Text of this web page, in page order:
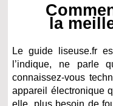
la
Le guide liseuse.fr
l’indique, ne parle
connaissez-vous
appareil électronique